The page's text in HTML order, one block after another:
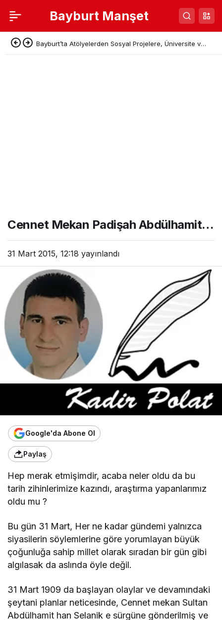
Bayburt Manşet
Bayburt’ta Atölyelerden Sosyal Projelere, Üniversite ve
Cennet Mekan Padişah Abdülhamit…
31 Mart 2015, 12:18 yayınlandı
Google'da Abone Ol
Paylaş
Hep merak etmişimdir, acaba neler oldu da bu
tarih zihinlerimize kazındı, araştırma yapanlarımız
oldu mu ?
Bu gün 31 Mart, Her ne kadar gündemi yalnızca
siyasilerin söylemlerine göre yorumlayan büyük
çoğunluğa sahip millet olarak sıradan bir gün gibi
algılasak da aslında öyle değil.
31 Mart 1909 da başlayan olaylar ve devamındaki
şeytani planlar neticesinde, Cennet mekan Sultan
Abdülhamit han Selanik e sürgüne gönderilmiş ve